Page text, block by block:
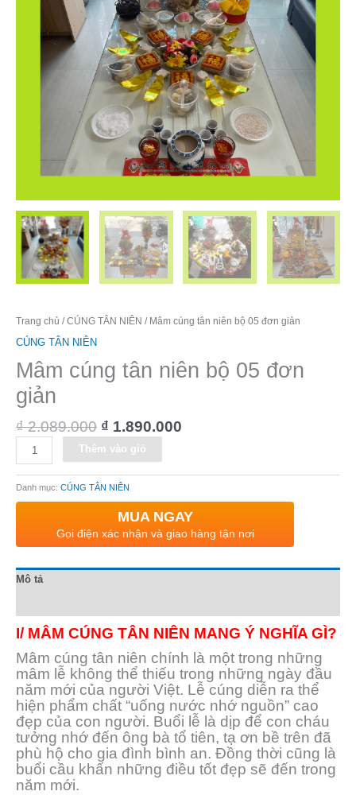
Trang chủ /CÚNG TÂN NIÊN / Mâm cúng tân niên bộ 05 đơn giản
CÚNG TÂN NIÊN
Mâm cúng tân niên bộ 05 đơn
giản
₫2.089.000 ₫ 1.890.000
Thêm vào giỏ
Danh mục: CÚNG TÂN NIÊN
MUA NGAY
Gọi điện xác nhận và giao hàng tận nơi
Mô tả
I/ MÂM CÚNG TÂN NIÊN MANG Ý NGHĨA GÌ?
Mâm cúng tân niên chính là một trong những
mâm lễ không thể thiếu trong những ngày đầu
năm mới của người Việt. Lễ cúng diễn ra thể
hiện phẩm chất “uống nước nhớ nguồn” cao
đẹp của con người. Buổi lễ là dịp để con cháu
tưởng nhớ đến ông bà tổ tiên, tạ ơn bề trên đã
phù hộ cho gia đình bình an. Đồng thời cũng là
buổi cầu khấn những điều tốt đẹp sẽ đến trong
năm mới.